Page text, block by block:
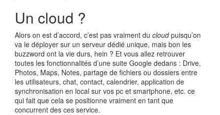
Un cloud ?
Alors on est d’accord, c’est pas vraiment du cloudpuisqu’on
va le déployer sur un serveur dédié unique, mais bon les
buzzword ont la vie durs, hein ? Et vous allez retrouver
toutes les fonctionnalités d’une suite Google dedans : Drive,
Photos, Maps, Notes, partage de fichiers ou dossiers entre
les utilisateurs, chat, contact, calendrier, application de
synchronisation en local sur vos pc et smartphone, etc. ce
qui fait que cela se positionne vraiment en tant que
concurrent des ces service.